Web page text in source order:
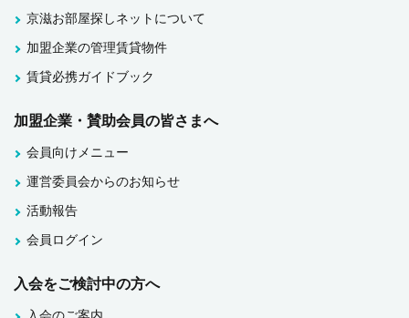
京滋お部屋探しネットについて
加盟企業の管理賃貸物件
賃貸必携ガイドブック
加盟企業・賛助会員の皆さまへ
会員向けメニュー
運営委員会からのお知らせ
活動報告
会員ログイン
入会をご検討中の方へ
入会のご案内